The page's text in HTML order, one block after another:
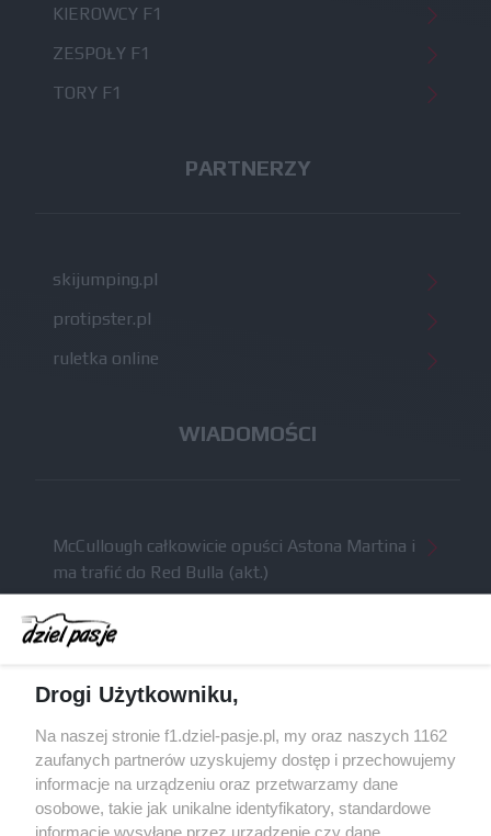
KIEROWCY F1
ZESPOŁY F1
TORY F1
PARTNERZY
skijumping.pl
protipster.pl
ruletka online
WIADOMOŚCI
McCullough całkowicie opuści Astona Martina i
ma trafić do Red Bulla (akt.)
Dochód F1 spadł o 61 procent względem
zeszłego sezonu
algorytmach?
Honda uświadomiła sobie skalę problemów z
silnikiem dopiero w styczniu
Audi planuje wprowadzić jeszcze cztery duże
pakiety poprawek w 2026 roku
Drogi Użytkowniku,
Na naszej stronie f1.dziel-pasje.pl, my oraz naszych 1162
zaufanych partnerów uzyskujemy dostęp i przechowujemy
informacje na urządzeniu oraz przetwarzamy dane
osobowe, takie jak unikalne identyfikatory, standardowe
informacje wysyłane przez urządzenie czy dane